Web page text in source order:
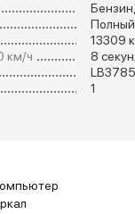
Полный
13309
км/ч
8
1